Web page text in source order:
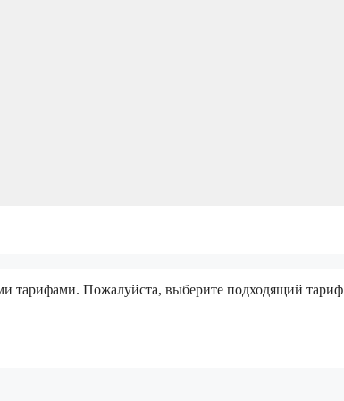
тарифами. Пожалуйста, выберите подходящий